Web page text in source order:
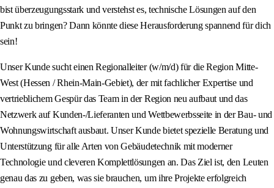
bist überzeugungsstark und verstehst es, technische Lösungen auf den
Punkt zu bringen? Dann könnte diese Herausforderung spannend für dich
sein!
Unser Kunde sucht einen Regionalleiter (w/m/d) für die Region Mitte-
West (Hessen / Rhein-Main-Gebiet), der mit fachlicher Expertise und
vertrieblichem Gespür das Team in der Region neu aufbaut und das
Netzwerk auf Kunden-/Lieferanten und Wettbewerbsseite in der Bau- und
Wohnungswirtschaft ausbaut. Unser Kunde bietet spezielle Beratung und
Unterstützung für alle Arten von Gebäudetechnik mit moderner
Technologie und cleveren Komplettlösungen an. Das Ziel ist, den Leuten
genau das zu geben, was sie brauchen, um ihre Projekte erfolgreich